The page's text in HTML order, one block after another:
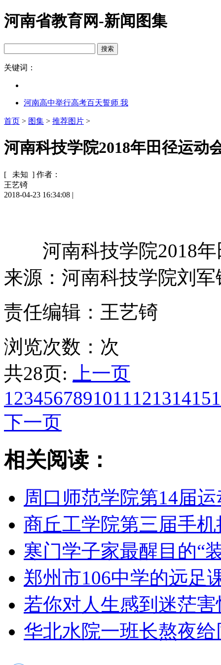
河南省教育网-新闻图集
关键词：
河南高中举行高考百天誓师 我
首页 > 图集 > 推荐图片 >
河南科技学院2018年田径运动
[ 未知 ] 作者：
王艺锜
2018-04-23 16:34:08 |
河南科技学院2018年
来源：河南科技学院刘军
责任编辑：王艺锜
浏览次数： 次
共28页:
上一页
123456789101112131415
下一页
相关阅读：
周口师范学院第14届
商丘工学院第三届手
寒门学子家最醒目的“
郑州市106中学的远足
若你对人生感到迷茫
华北水院一班长熬夜